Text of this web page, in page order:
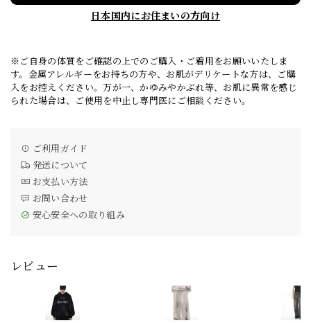
日本国内にお住まいの方向け
※ご自身の体質をご確認の上でのご購入・ご着用をお願いいたしま
す。金属アレルギーをお持ちの方や、お肌がデリケートな方は、ご購
入をお控えください。万が一、かゆみやかぶれ等、お肌に異常を感じ
られた場合は、ご使用を中止し専門医にご相談ください。
ご利用ガイド
発送について
お支払い方法
お問い合わせ
安心安全への取り組み
レビュー